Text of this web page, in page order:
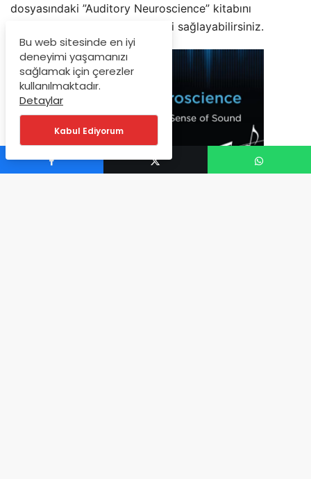
dosyasındaki ”Auditory Neuroscience” kitabını
inceleyerek konu hakimiyetinizi sağlayabilirsiniz.
Bu web sitesinde en iyi
deneyimi yaşamanızı
sağlamak için çerezler
kullanılmaktadır.
Detaylar
Kabul Ediyorum